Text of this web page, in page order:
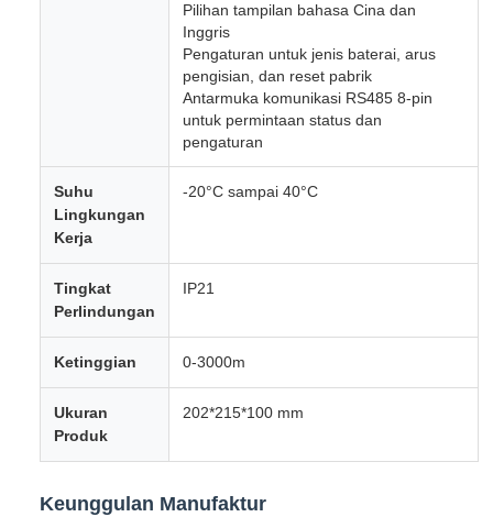
Pilihan tampilan bahasa Cina dan
Inggris
Pengaturan untuk jenis baterai, arus
pengisian, dan reset pabrik
Antarmuka komunikasi RS485 8-pin
untuk permintaan status dan
pengaturan
Suhu
Lingkungan
Kerja
-20°C sampai 40°C
Tingkat
Perlindungan
IP21
Ketinggian 0-3000m
Ukuran
Produk
202*215*100 mm
Keunggulan Manufaktur